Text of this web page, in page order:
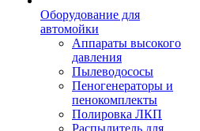
Оборудование для
автомойки
Аппараты высокого
давления
Пылеводососы
Пеногенераторы и
пенокомплекты
Полировка ЛКП
Распылитель для